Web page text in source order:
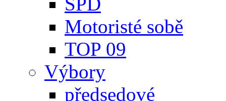
Motoristé sobě
TOP 09
Výbory
předsedové